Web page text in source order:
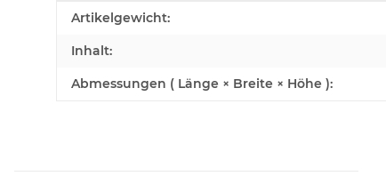
Produkteigenschaft
Wert
Artikelgewicht:
Inhalt:
Abmessungen ( Länge × Breite × Höhe ):